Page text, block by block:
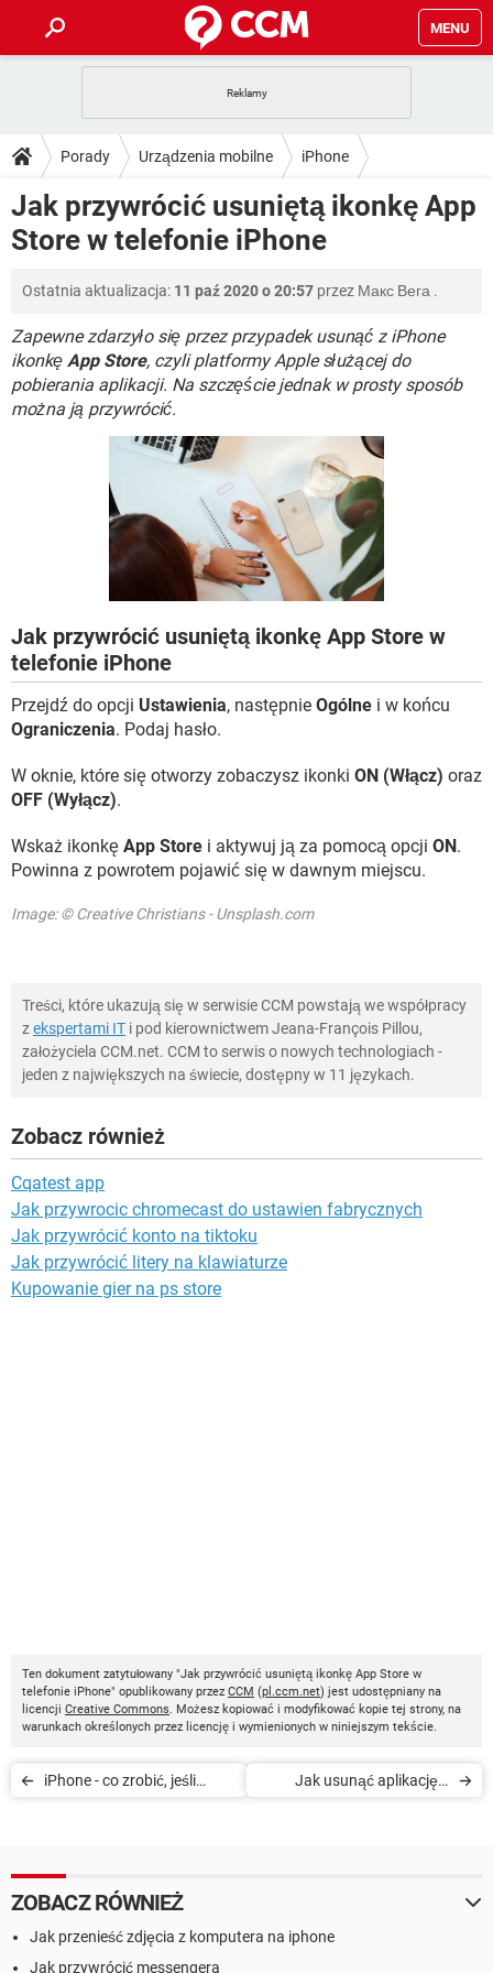
MENU
GRY WHATSAPP
SPOTIFY NETFLIX
INSTAGRAM FACEBOOK
PORADY
PlayStation TIKTOK
GRY WHATSAPP
INSTAGRAM FACEBOOK
WINDOWS 10
DO POBRANIA
ANDROID TIKTOK
INSTAGRAM FACEBOOK
WINDOWS 10
FORUM
COVID-19 TIKTOK
GRY WHATSAPP
SPOTIFY NETFLIX
INSTAGRAM
COVID-19 TIKTOK
GRY WHATSAPP
FACEBOOK
Porady Urządzenia mobilne iPhone
Jak przywrócić usuniętą ikonkę App
Store w telefonie iPhone
Ostatnia aktualizacja: 11 paź 2020 o 20:57 przez Макс Вега .
Zapewne zdarzyło się przez przypadek usunąć z iPhone
ikonkę App Store, czyli platformy Apple służącej do
pobierania aplikacji. Na szczęście jednak w prosty sposób
można ją przywrócić.
Jak przywrócić usuniętą ikonkę App Store w
telefonie iPhone
Przejdź do opcji Ustawienia, następnie Ogólne i w końcu
Ograniczenia. Podaj hasło.
W oknie, które się otworzy zobaczysz ikonki ON (Włącz) oraz
OFF (Wyłącz).
Wskaż ikonkę App Store i aktywuj ją za pomocą opcji ON .
Powinna z powrotem pojawić się w dawnym miejscu.
Image: © Creative Christians - Unsplash.com
Treści, które ukazują się w serwisie CCM powstają we współpracy
zekspertami IT i pod kierownictwem Jeana-François Pillou,
założyciela CCM.net. CCM to serwis o nowych technologiach -
jeden z największych na świecie, dostępny w 11 językach.
Zobacz również
Cqatest app
Jak przywrocic chromecast do ustawien fabrycznych
Jak przywrócić konto na tiktoku
Jak przywrócić litery na klawiaturze
Kupowanie gier na ps store
Ten dokument zatytułowany "Jak przywrócić usuniętą ikonkę App Store w
telefonie iPhone" opublikowany przez CCM (pl.ccm.net) jest udostępniany na
licencji Creative Commons. Możesz kopiować i modyfikować kopie tej strony, na
warunkach określonych przez licencję i wymienionych w niniejszym tekście.
iPhone - co zrobić, jeśli
Jak usunąć aplikację z
ZOBACZ RÓWNIEŻ
Jak przenieść zdjęcia z komputera na iphone
Jak przywrócić messengera